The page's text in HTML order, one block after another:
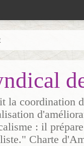
la coordination
: il
Charte